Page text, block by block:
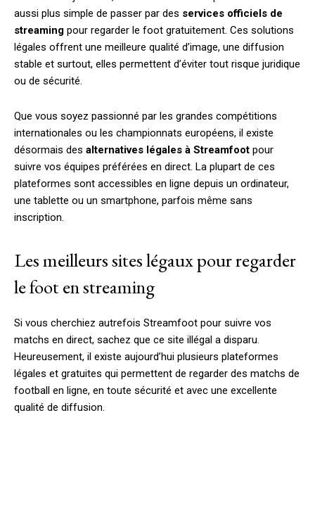
aussi plus simple de passer par des services officiels de
streaming pour regarder le foot gratuitement. Ces solutions
légales offrent une meilleure qualité d’image, une diffusion
stable et surtout, elles permettent d’éviter tout risque juridique
ou de sécurité.
Que vous soyez passionné par les grandes compétitions
internationales ou les championnats européens, il existe
désormais des alternatives légales à Streamfoot pour
suivre vos équipes préférées en direct. La plupart de ces
plateformes sont accessibles en ligne depuis un ordinateur,
une tablette ou un smartphone, parfois même sans
inscription.
Les meilleurs sites légaux pour regarder
le foot en streaming
Si vous cherchiez autrefois Streamfoot pour suivre vos
matchs en direct, sachez que ce site illégal a disparu.
Heureusement, il existe aujourd’hui plusieurs plateformes
légales et gratuites qui permettent de regarder des matchs de
football en ligne, en toute sécurité et avec une excellente
qualité de diffusion.